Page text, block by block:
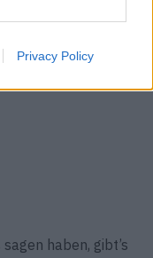
Privacy Policy
haben, gibt’s